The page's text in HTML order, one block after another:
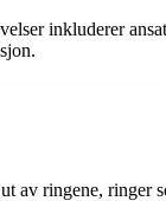
inkluderer
av ringene,